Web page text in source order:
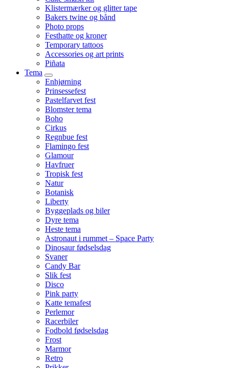
Klistermærker og glitter tape
Bakers twine og bånd
Photo props
Festhatte og kroner
Temporary tattoos
Accessories og art prints
Piñata
Tema
Enhjørning
Prinsessefest
Pastelfarvet fest
Blomster tema
Boho
Cirkus
Regnbue fest
Flamingo fest
Glamour
Havfruer
Tropisk fest
Natur
Botanisk
Liberty
Byggeplads og biler
Dyre tema
Heste tema
Astronaut i rummet – Space Party
Dinosaur fødselsdag
Svaner
Candy Bar
Slik fest
Disco
Pink party
Katte temafest
Perlemor
Racerbiler
Fodbold fødselsdag
Frost
Marmor
Retro